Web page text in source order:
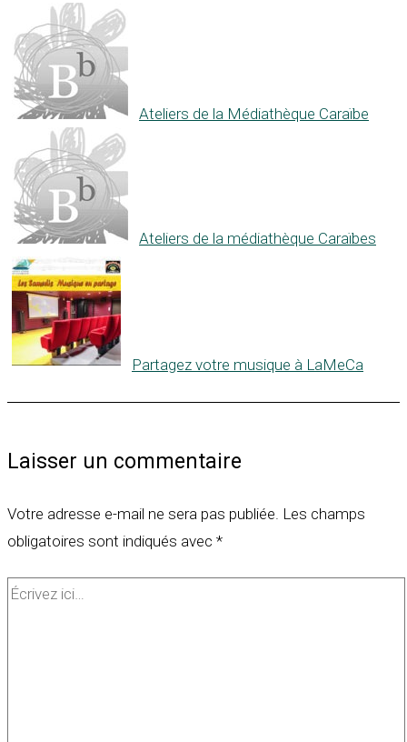
Ateliers de la Médiathèque Caraïbe
Ateliers de la médiathèque Caraïbes
Partagez votre musique à LaMeCa
Laisser un commentaire
Votre adresse e-mail ne sera pas publiée. Les champs
obligatoires sont indiqués avec *
Écrivez